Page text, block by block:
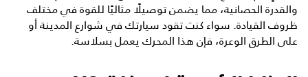
والقدرة الحصانية، مما يضمن توصيلًا مثاليًا للقوة في مختلف
ظروف القيادة. سواء كنت تقود سيارتك في شوارع المدينة أو
على الطرق الوعرة، فإن هذا المحرك يعمل بسلاسة.